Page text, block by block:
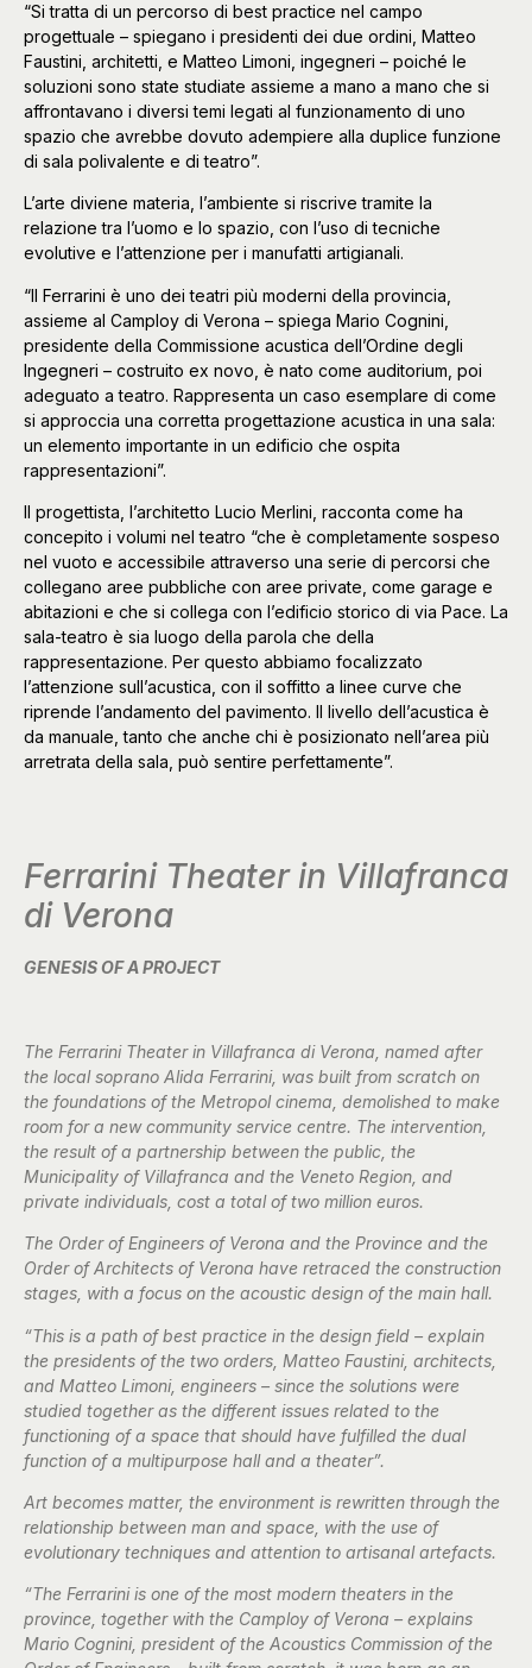
“Si tratta di un percorso di best practice nel campo
progettuale – spiegano i presidenti dei due ordini, Matteo
Faustini, architetti, e Matteo Limoni, ingegneri – poiché le
soluzioni sono state studiate assieme a mano a mano che si
affrontavano i diversi temi legati al funzionamento di uno
spazio che avrebbe dovuto adempiere alla duplice funzione
di sala polivalente e di teatro”.
L’arte diviene materia, l’ambiente si riscrive tramite la
relazione tra l’uomo e lo spazio, con l’uso di tecniche
evolutive e l’attenzione per i manufatti artigianali.
“Il Ferrarini è uno dei teatri più moderni della provincia,
assieme al Camploy di Verona – spiega Mario Cognini,
presidente della Commissione acustica dell’Ordine degli
Ingegneri – costruito ex novo, è nato come auditorium, poi
adeguato a teatro. Rappresenta un caso esemplare di come
si approccia una corretta progettazione acustica in una sala:
un elemento importante in un edificio che ospita
rappresentazioni”.
Il progettista, l’architetto Lucio Merlini, racconta come ha
concepito i volumi nel teatro “che è completamente sospeso
nel vuoto e accessibile attraverso una serie di percorsi che
collegano aree pubbliche con aree private, come garage e
abitazioni e che si collega con l’edificio storico di via Pace. La
sala-teatro è sia luogo della parola che della
rappresentazione. Per questo abbiamo focalizzato
l’attenzione sull’acustica, con il soffitto a linee curve che
riprende l’andamento del pavimento. Il livello dell’acustica è
da manuale, tanto che anche chi è posizionato nell’area più
arretrata della sala, può sentire perfettamente”.
Ferrarini Theater in Villafranca
di Verona
GENESIS OF A PROJECT
The Ferrarini Theater in Villafranca di Verona, named after
the local soprano Alida Ferrarini, was built from scratch on
the foundations of the Metropol cinema, demolished to make
room for a new community service centre. The intervention,
the result of a partnership between the public, the
Municipality of Villafranca and the Veneto Region, and
private individuals, cost a total of two million euros.
The Order of Engineers of Verona and the Province and the
Order of Architects of Verona have retraced the construction
stages, with a focus on the acoustic design of the main hall.
“This is a path of best practice in the design field – explain
the presidents of the two orders, Matteo Faustini, architects,
and Matteo Limoni, engineers – since the solutions were
studied together as the different issues related to the
functioning of a space that should have fulfilled the dual
function of a multipurpose hall and a theater”.
Art becomes matter, the environment is rewritten through the
relationship between man and space, with the use of
evolutionary techniques and attention to artisanal artefacts.
“The Ferrarini is one of the most modern theaters in the
province, together with the Camploy of Verona – explains
Mario Cognini, president of the Acoustics Commission of the